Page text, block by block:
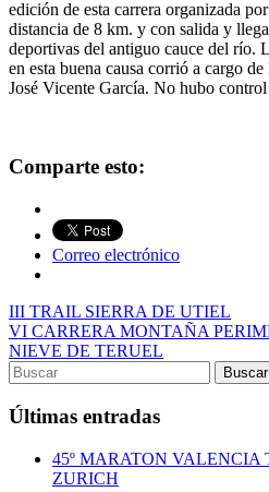
edición de esta carrera organizada
distancia de 8 km. y con salida y
deportivas del antiguo cauce del río.
en esta buena causa corrió a cargo
José Vicente García. No hubo
Comparte esto:
Correo electrónico
III TRAIL SIERRA DE UTIEL
VI CARRERA MONTAÑA
NIEVE DE TERUEL
Últimas entradas
45º MARATON
ZURICH